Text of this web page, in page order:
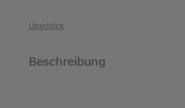
Überblick
Beschreibung